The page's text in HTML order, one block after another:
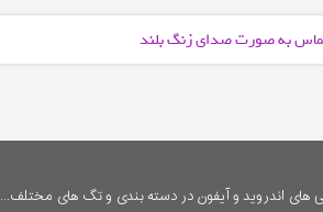
تماس به صورت صدای زنگ بلند
های اندروید و آیفون در دسته بندی و تگ های مختلف...